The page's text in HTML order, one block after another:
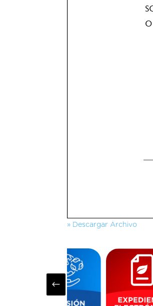
» Descargar Archivo
#